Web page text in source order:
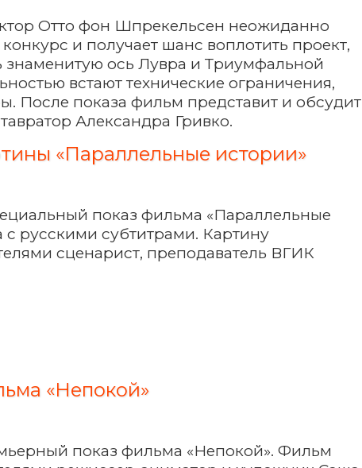
Отто фон Шпрекельсен неожиданно
и получает шанс воплотить проект,
ось Лувра и Триумфальной
встают технические ограничения,
После показа фильм представит и обсудит
Александра Гривко.
«Параллельные истории»
показ фильма «Параллельные
с русскими субтитрами. Картину
сценарист, преподаватель ВГИК
«Непокой»
показ фильма «Непокой». Фильм